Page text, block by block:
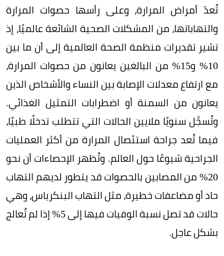
تُعدّ أمراض المرارة، وعلى رأسها حصوات المرارة
والتهاباتها، من المشكلات الصحية الشائعة عالميًا، إذ
تشير تقديرات منظمة الصحة العالمية إلى أن ما بين
10% و15% من البالغين يعانون من حصوات المرارة،
مع ارتفاع معدلات الإصابة بين النساء والأشخاص الذين
يعانون من السمنة أو اضطرابات التمثيل الغذائي.
وتُسجَّل سنويًا ملايين الحالات التي تتطلب تدخلًا طبيًا،
فيما تُعد جراحة استئصال المرارة من أكثر العمليات
الجراحية شيوعًا حول العالم. وتُظهر الإحصاءات أن نحو
20% من المصابين بالحصوات قد يتطور لديهم التهاب
حاد أو مضاعفات خطيرة، مثل التهاب البنكرياس، وهي
حالات قد تصل نسبة الوفيات فيها إلى 5% إذا لم تُعالج
بشكل عاجل.